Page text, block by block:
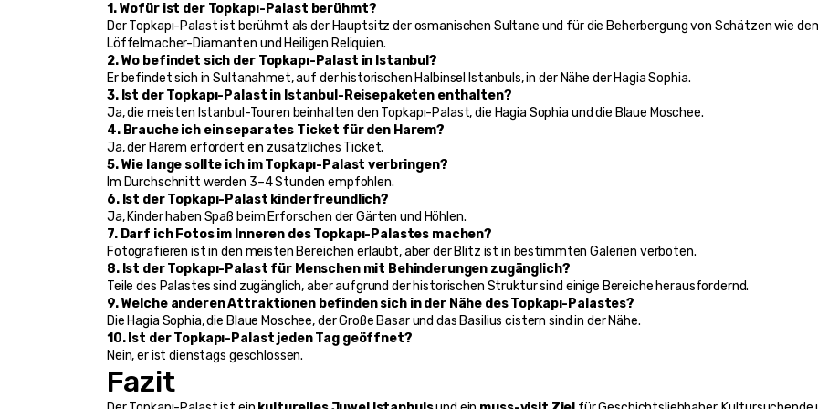
1. Wofür ist der Topkapı-Palast berühmt?
Der Topkapı-Palast ist berühmt als der Hauptsitz der osmanischen Sultane und für die Beherbergung von Schätzen wie
Löffelmacher-Diamanten und Heiligen Reliquien.
2. Wo befindet sich der Topkapı-Palast in Istanbul?
Er befindet sich in Sultanahmet, auf der historischen Halbinsel Istanbuls, in der Nähe der Hagia Sophia.
3. Ist der Topkapı-Palast in Istanbul-Reisepaketen enthalten?
Ja, die meisten Istanbul-Touren beinhalten den Topkapı-Palast, die Hagia Sophia und die Blaue Moschee.
4. Brauche ich ein separates Ticket für den Harem?
Ja, der Harem erfordert ein zusätzliches Ticket.
5. Wie lange sollte ich im Topkapı-Palast verbringen?
Im Durchschnitt werden 3–4 Stunden empfohlen.
6. Ist der Topkapı-Palast kinderfreundlich?
Ja, Kinder haben Spaß beim Erforschen der Gärten und Höhlen.
7. Darf ich Fotos im Inneren des Topkapı-Palastes machen?
Fotografieren ist in den meisten Bereichen erlaubt, aber der Blitz ist in bestimmten Galerien verboten.
8. Ist der Topkapı-Palast für Menschen mit Behinderungen zugänglich?
Teile des Palastes sind zugänglich, aber aufgrund der historischen Struktur sind einige Bereiche herausfordernd.
9. Welche anderen Attraktionen befinden sich in der Nähe des Topkapı-Palastes?
Die Hagia Sophia, die Blaue Moschee, der Große Basar und das Basilius cistern sind in der Nähe.
10. Ist der Topkapı-Palast jeden Tag geöffnet?
Nein, er ist dienstags geschlossen.
Fazit